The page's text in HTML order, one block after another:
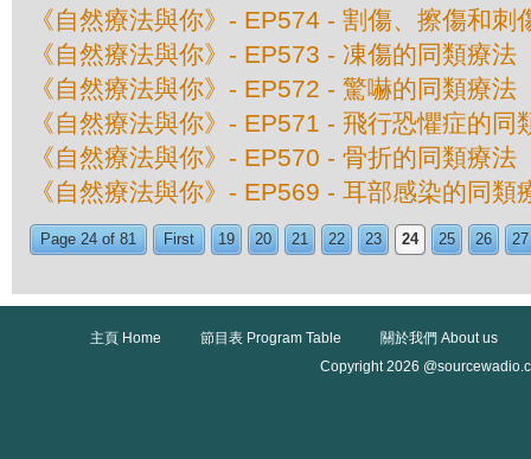
《自然療法與你》- EP574 - 割傷、擦傷和刺
《自然療法與你》- EP573 - 凍傷的同類療法
《自然療法與你》- EP572 - 驚嚇的同類療法
《自然療法與你》- EP571 - 飛行恐懼症的同
《自然療法與你》- EP570 - 骨折的同類療法
《自然療法與你》- EP569 - 耳部感染的同類
Page 24 of 81 First 19 20 21 22 23 24 25 26 27
主頁 Home 節目表 Program Table
關於我們 About us
Copyright 2026